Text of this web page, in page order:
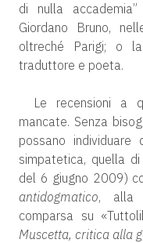
di nulla
Giordano Bruno,
oltreché Parigi; o
traduttore e poeta.
Le recensioni a
mancate. Senza
possano
simpatetica, quella
del 6 giugno 2009)
antidogmatico, alla
comparsa su
Muscetta, critica alla